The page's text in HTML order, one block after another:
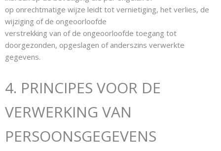
op onrechtmatige wijze leidt tot vernietiging, het verlies, de
wijziging of de ongeoorloofde
verstrekking van of de ongeoorloofde toegang tot
doorgezonden, opgeslagen of anderszins verwerkte
gegevens.
4. PRINCIPES VOOR DE
VERWERKING VAN
PERSOONSGEGEVENS